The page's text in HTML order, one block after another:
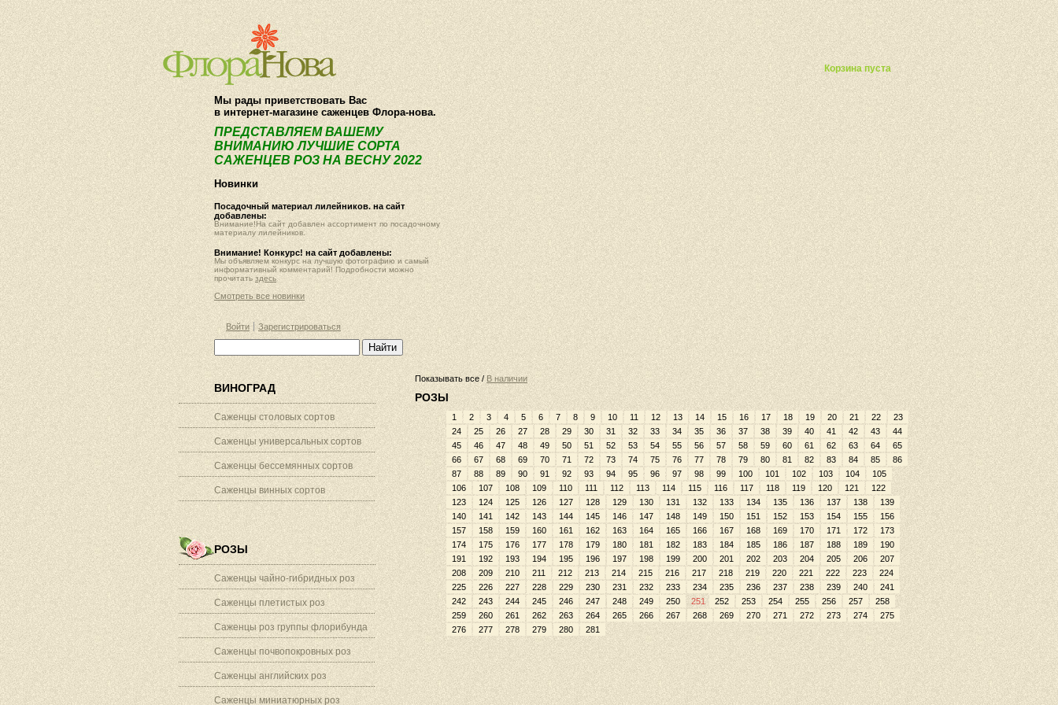
Корзина пуста
О компании Как купить Фотогалерея Статьи Опт Контакты
Мы рады приветствовать Вас
в интернет-магазине саженцев Флора-нова.
ПРЕДСТАВЛЯЕМ ВАШЕМУ
ВНИМАНИЮ ЛУЧШИЕ СОРТА
САЖЕНЦЕВ РОЗ НА ВЕСНУ 2022
Новинки
Посадочный материал лилейников. на сайт
добавлены:
Внимание!На сайт добавлен ассортимент по посадочному
материалу лилейников.
Внимание! Конкурс! на сайт добавлены:
Мы объявляем конкурс на лучшую фотографию и самый
информативный комментарий! Подробности можно
прочитать здесь
Смотреть все новинки
Войти Зарегистрироваться
ВИНОГРАД
Саженцы столовых сортов
Саженцы универсальных сортов
Саженцы бессемянных сортов
Саженцы винных сортов
РОЗЫ
Саженцы чайно-гибридных роз
Саженцы плетистых роз
Саженцы роз группы флорибунда
Саженцы почвопокровных роз
Саженцы английских роз
Саженцы миниатюрных роз
Показывать все /В наличии
РОЗЫ
1 2 3 4 5 6 7 8 9 10 11 12 13 14 15 16 17 18 19 20 21 22
23
24
25 26 27 28 29 30 31 32 33 34 35 36 37 38 39 40 41 42 43
44
45
46 47 48 49 50 51 52 53 54 55 56 57 58 59 60 61 62 63 64
65
66
67 68 69 70 71 72 73 74 75 76 77 78 79 80 81 82 83 84 85
86
87
88 89 90 91 92 93 94 95 96 97 98 99 100 101 102 103 104
105
106
107 108 109 110 111 112 113 114 115 116 117 118 119 120 121
122
123
124 125 126 127 128 129 130 131 132 133 134 135 136 137 138
139
140
141 142 143 144 145 146 147 148 149 150 151 152 153 154 155
156
157
158 159 160 161 162 163 164 165 166 167 168 169 170 171 172
173
174
175 176 177 178 179 180 181 182 183 184 185 186 187 188 189
190
191
192 193 194 195 196 197 198 199 200 201 202 203 204 205 206
207
208
209 210 211 212 213 214 215 216 217 218 219 220 221 222 223
224
225
226 227 228 229 230 231 232 233 234 235 236 237 238 239 240
241
242
243 244 245 246 247 248 249 250 251 252 253 254 255 256 257
258
259
260 261 262 263 264 265 266 267 268 269 270 271 272 273 274
275
276
277 278 279 280 281